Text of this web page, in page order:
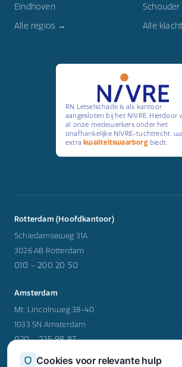
Eindhoven
Alle regios →
Schouder
Alle
RN Letselschade is als kantoor
aangesloten bij het NIVRE. Hierdoor
al onze medewerkers onder het
onafhankelijke NIVRE-tuchtrecht,
extra kwaliteitswaarborgbiedt.
Rotterdam (Hoofdkantoor)
Schiedamseweg 31A
3026 AB Rotterdam
010 - 200 20 50
Amsterdam
Mt. Lincolnweg 38-40
1033 SN Amsterdam
020 - 225 98 87
Cookies voor relevante hulp